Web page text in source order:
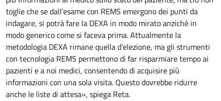
toglie che se dall’esame con REMS emergono dei punti da
indagare, si potrà fare la DEXA in modo mirato anziché in
modo generico come si faceva prima. Attualmente la
metodologia DEXA rimane quella d’elezione, ma gli strumenti
con tecnologia REMS permettono di far risparmiare tempo ai
pazienti e a noi medici, consentendo di acquisire più
informazioni con una sola visita. Questo dovrebbe ridurre
anche le liste di attesa», spiega Reta.